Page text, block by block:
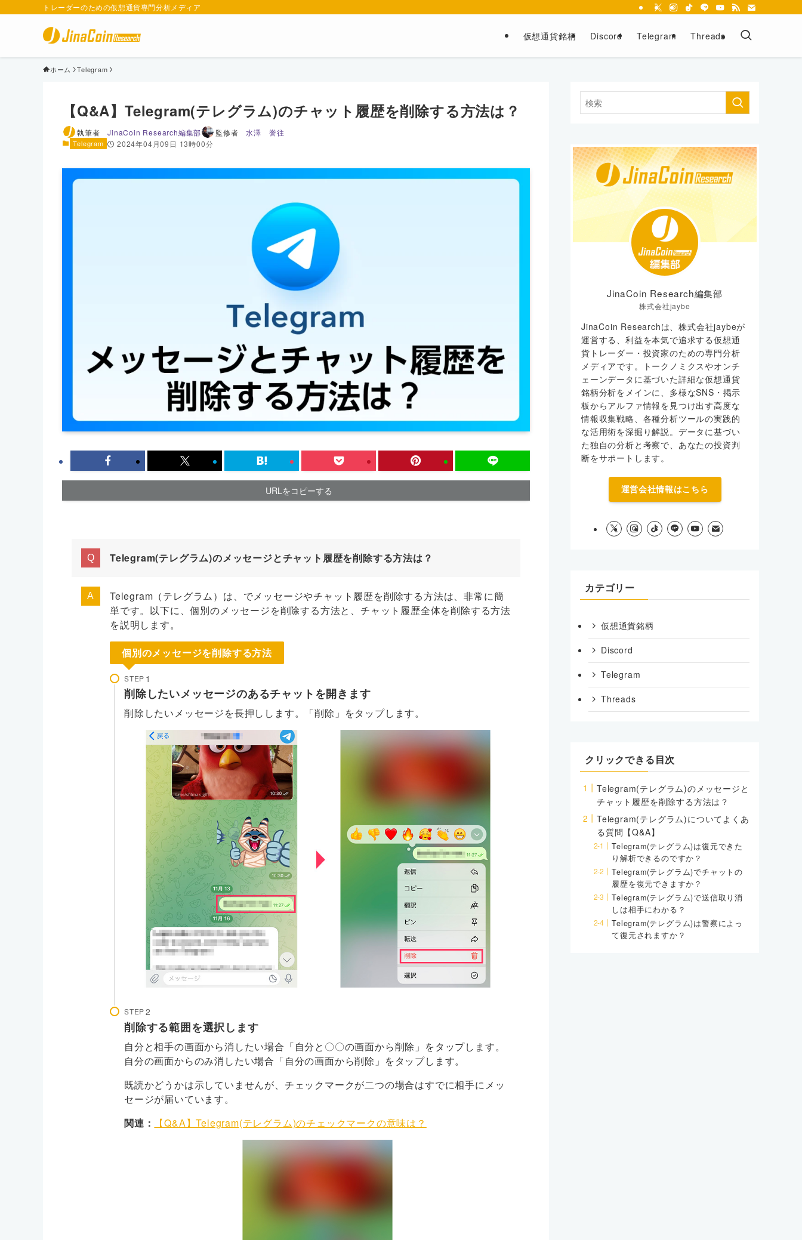
トレーダーのための仮想通貨専門分析メディア
仮想通貨銘柄 Discord Telegram Threads
ホーム Telegram
【Q&A】Telegram(テレグラム)のチャット履歴を削除する方法は？
Telegram 2024年04月09日 13時00分
執筆者JinaCoin Research編集部 監修者水澤 誉往
URLをコピーする
Telegram(テレグラム)のメッセージとチャット履歴を削除する方法は？
Telegram（テレグラム）は、でメッセージやチャット履歴を削除する方法は、非常に簡
単です。以下に、個別のメッセージを削除する方法と、チャット履歴全体を削除する方法
を説明します。
個別のメッセージを削除する方法
STEP
削除したいメッセージのあるチャットを開きます
削除したいメッセージを長押しします。「削除」をタップします。
STEP
削除する範囲を選択します
自分と相手の画面から消したい場合「自分と〇〇の画面から削除」をタップします。
自分の画面からのみ消したい場合「自分の画面から削除」をタップします。
既読かどうかは示していませんが、チェックマークが二つの場合はすでに相手にメッ
セージが届いています。
関連：
【Q&A】Telegram(テレグラム)のチェックマークの意味は？
JinaCoin Research編集部
株式会社jaybe
JinaCoin Researchは、株式会社jaybeが
運営する、利益を本気で追求する仮想通
貨トレーダー・投資家のための専門分析
メディアです。トークノミクスやオンチ
ェーンデータに基づいた詳細な仮想通貨
銘柄分析をメインに、多様なSNS・掲示
板からアルファ情報を見つけ出す高度な
情報収集戦略、各種分析ツールの実践的
な活用術を深掘り解説。データに基づい
た独自の分析と考察で、あなたの投資判
断をサポートします。
運営会社情報はこちら
カテゴリー
仮想通貨銘柄
Discord
Telegram
Threads
クリックできる目次
Telegram(テレグラム)のメッセージと
チャット履歴を削除する方法は？
Telegram(テレグラム)についてよくあ
る質問【Q&A】
Telegram(テレグラム)は復元できた
り解析できるのですか？
Telegram(テレグラム)でチャットの
履歴を復元できますか？
Telegram(テレグラム)で送信取り消
しは相手にわかる？
Telegram(テレグラム)は警察によっ
て復元されますか？